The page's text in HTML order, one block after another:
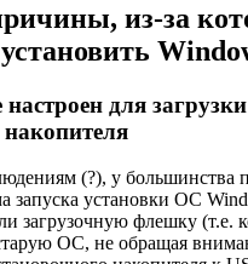
из-за
для
накопителя
(?), у большинства
запуска установки ОС
загрузочную флешку (т.е.
ОС, не обращая